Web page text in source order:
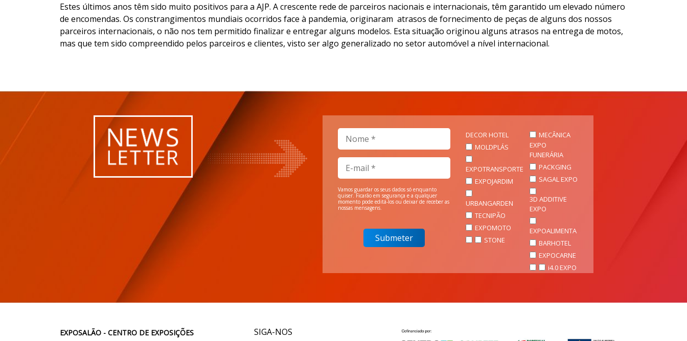
Estes últimos anos têm sido muito positivos para a AJP. A crescente rede de parceiros nacionais e internacionais, têm garantido um elevado número
de encomendas. Os constrangimentos mundiais ocorridos face à pandemia, originaram atrasos de fornecimento de peças de alguns dos nossos
parceiros internacionais, o não nos tem permitido finalizar e entregar alguns modelos. Esta situação originou alguns atrasos na entrega de motos,
mas que tem sido compreendido pelos parceiros e clientes, visto ser algo generalizado no setor automóvel a nível internacional.
Vamos guardar os seus dados só enquanto
quiser. Ficarão em segurança e a qualquer
momento pode editá-los ou deixar de receber as
nossas mensagens.
DECOR HOTEL
MOLDPLÁS
EXPOTRANSPORTE
EXPOJARDIM
URBANGARDEN
TECNIPÃO
EXPOMOTO
STONE
MECÂNICA
EXPO
FUNERÁRIA
PACKGING
SAGAL EXPO
3D ADDITIVE
EXPO
EXPOALIMENTA
BARHOTEL
EXPOCARNE
i4.0 EXPO
EXPOSALÃO - CENTRO DE EXPOSIÇÕES SIGA-NOS